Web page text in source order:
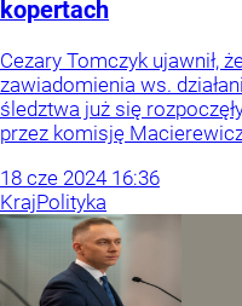
kopertach
Cezary Tomczyk ujawnił,
zawiadomienia ws.
śledztwa już się
przez komisję
18 cze 2024 16:36
KrajPolityka